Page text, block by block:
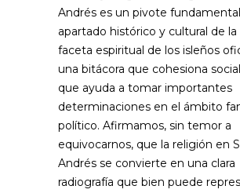
Andrés es un pivote
apartado histórico y cultural de la
faceta espiritual de los isleños
una bitácora que cohesiona
que ayuda a tomar importantes
determinaciones en el ámbito
político. Afirmamos, sin temor a
equivocarnos, que la religión en
Andrés se convierte en una clara
radiografía que bien puede